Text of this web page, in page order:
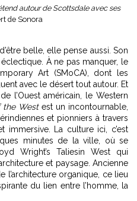
autour de Scottsdale avec ses
de Sonora
belle, elle pense aussi. Son
À ne pas manquer, le
Art (SMoCA), dont les
avec le désert tout autour. Et
l’Ouest américain, le Western
the Westest un incontournable,
et pionniers à travers
immersive. La culture ici, c’est
minutes de la ville, où se
Wright’s Taliesin West qui
et paysage. Ancienne
l’architecture organique, ce lieu
du lien entre l’homme, la